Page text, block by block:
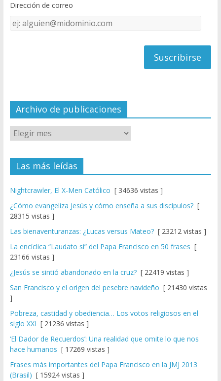
k e
C
el
Dirección de correo
Dirección
de
Archivo de publicaciones
Las más leídas
Nightcrawler, El X-Men Católico [ 34636 vistas ]
¿Cómo evangeliza Jesús y cómo enseña a sus discípulos?[
28315 vistas ]
Las bienaventuranzas: ¿Lucas versus Mateo?[ 23212 vistas ]
La encíclica “Laudato si” del Papa Francisco en 50 frases [
23166 vistas ]
¿Jesús se sintió abandonado en la cruz?[ 22419 vistas ]
San Francisco y el origen del pesebre navideño [ 21430 vistas
]
Pobreza, castidad y obediencia… Los votos religiosos en el
siglo XXI [ 21236 vistas ]
‘El Dador de Recuerdos’: Una realidad que omite lo que nos
hace humanos [ 17269 vistas ]
Frases más importantes del Papa Francisco en la JMJ 2013
(Brasil) [ 15924 vistas ]